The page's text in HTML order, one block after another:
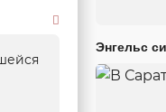
Энгельс